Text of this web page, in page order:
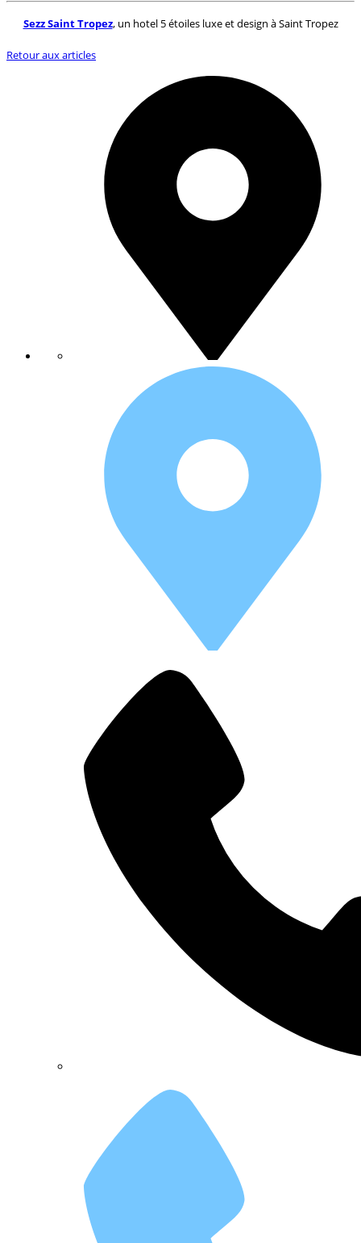
Sezz Saint Tropez, un hotel 5 étoiles luxe et design à Saint Tropez
Retour aux articles